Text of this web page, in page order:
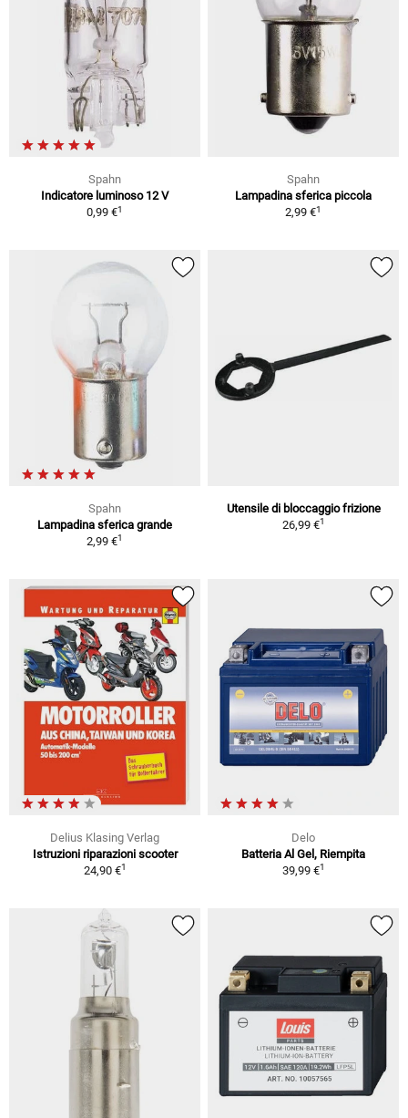
Spahn
Indicatore luminoso 12 V
0,99 €1
Spahn
Lampadina sferica piccola
2,99 €1
Spahn
Lampadina sferica grande
2,99 €1
Utensile di bloccaggio frizione
26,99 €1
Delius Klasing Verlag
Istruzioni riparazioni scooter
24,90 €1
Delo
Batteria Al Gel, Riempita
39,99 €1